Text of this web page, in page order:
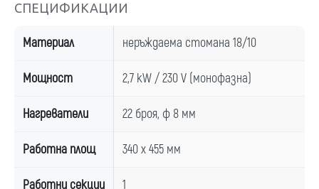
СПЕЦИФИКАЦИИ
Материал неръждаема стомана 18/10
Мощност 2,7 kW / 230 V (монофазна)
Нагреватели 22 броя, ф 8 мм
Работна площ 340 х 455 мм
Работни секции 1